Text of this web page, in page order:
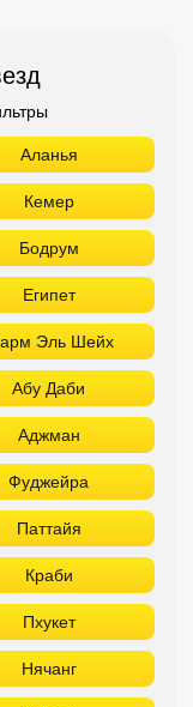
Аланья
Кемер
Бодрум
Египет
Эль Шейх
Абу Даби
Аджман
Фуджейра
Паттайя
Краби
Пхукет
Нячанг